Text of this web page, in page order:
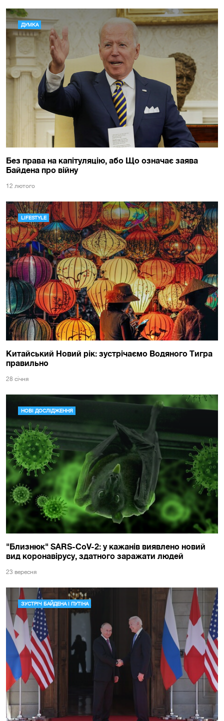
ДУМКА
Без права на капітуляцію, або Що означає заява
Байдена про війну
12 лютого
LIFESTYLE
Китайський Новий рік: зустрічаємо Водяного Тигра
правильно
28 сiчня
НОВІ ДОСЛІДЖЕННЯ
"Близнюк" SARS-CoV-2: у кажанів виявлено новий
вид коронавірусу, здатного заражати людей
23 вересня
ЗУСТРІЧ БАЙДЕНА І ПУТІНА